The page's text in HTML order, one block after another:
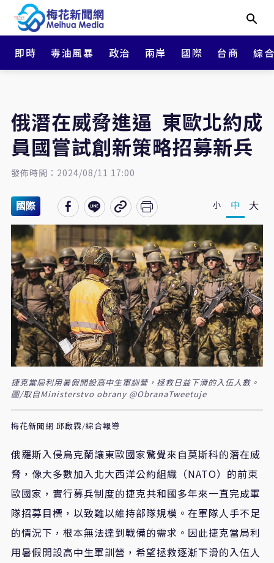
即時 毒油風暴 政治 兩岸 國際 台商 綜
俄潛在威脅進逼 東歐北約成
員國嘗試創新策略招募新兵
發佈時間：2024/08/11 17:00
國際 小 中 大
捷克當局利用暑假開設高中生軍訓營，拯救日益下滑的入伍人數。
圖/取自Ministerstvo obrany @ObranaTweetuje
梅花新聞網 邱啟霖/綜合報導
俄羅斯入侵烏克蘭讓東歐國家驚覺來自莫斯科的潛在威
脅，像大多數加入北大西洋公約組織（NATO）的前東
歐國家，實行募兵制度的捷克共和國多年來一直完成軍
隊招募目標，以致難以維持部隊規模。在軍隊人手不足
的情況下，根本無法達到戰備的需求。因此捷克當局利
用暑假開設高中生軍訓營，希望拯救逐漸下滑的入伍人